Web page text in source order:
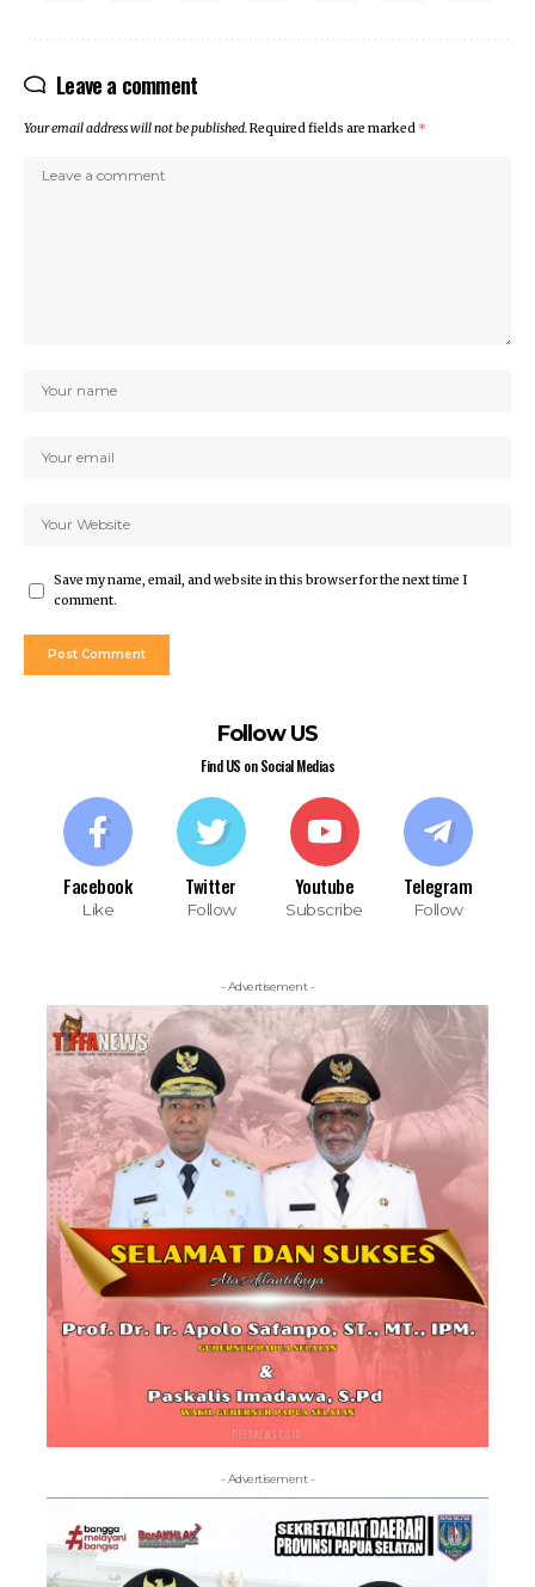
Leave a comment
Your email address will not be published.Required fields are marked *
Save my name, email, and website in this browser for the next time I
comment.
Follow US
Find US on Social Medias
Facebook
Like
Twitter
Follow
Youtube
Subscribe
Telegram
Follow
- Advertisement -
- Advertisement -